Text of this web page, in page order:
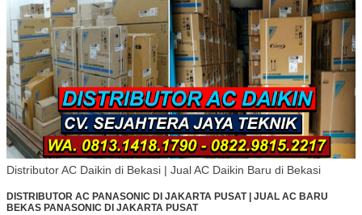
Distributor AC Daikin di Bekasi | Jual AC Daikin Baru di Bekasi
DISTRIBUTOR AC PANASONIC DI JAKARTA PUSAT | JUAL AC BARU
BEKAS PANASONIC DI JAKARTA PUSAT